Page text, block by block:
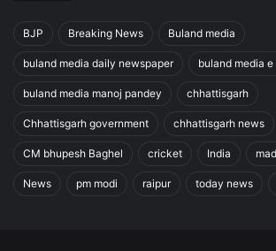
BJP Breaking News Buland media
buland media daily newspaper buland media e
buland media manoj pandey chhattisgarh
Chhattisgarh government chhattisgarh news
CM bhupesh Baghel cricket India
News pm modi raipur today news